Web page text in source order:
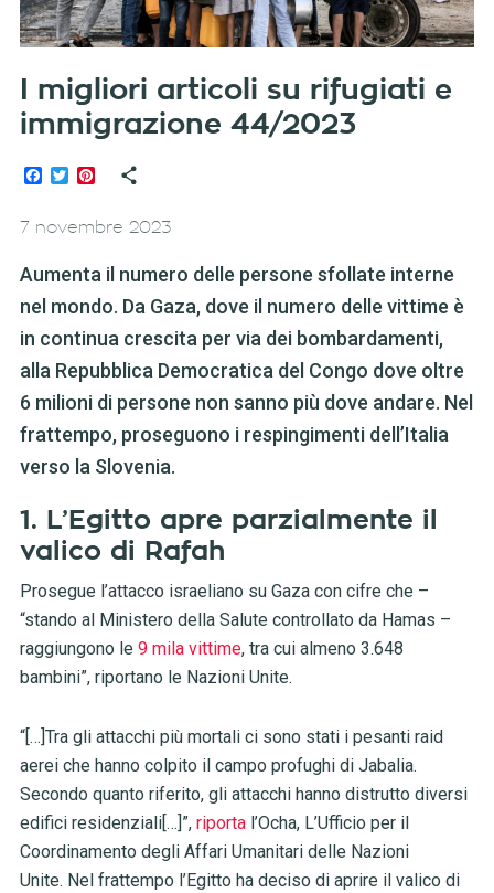
I migliori articoli su rifugiati e
immigrazione 44/2023
Facebook
TwitterPinterest
7 novembre 2023
Aumenta il numero delle persone sfollate interne
nel mondo. Da Gaza, dove il numero delle vittime è
in continua crescita per via dei bombardamenti,
alla Repubblica Democratica del Congo dove oltre
6 milioni di persone non sanno più dove andare. Nel
frattempo, proseguono i respingimenti dell’Italia
verso la Slovenia.
1. L’Egitto apre parzialmente il
valico di Rafah
Prosegue l’attacco israeliano su Gaza con cifre che –
“stando al Ministero della Salute controllato da Hamas –
raggiungono le 9 mila vittime, tra cui almeno 3.648
bambini”, riportano le Nazioni Unite.
“[…]Tra gli attacchi più mortali ci sono stati i pesanti raid
aerei che hanno colpito il campo profughi di Jabalia.
Secondo quanto riferito, gli attacchi hanno distrutto diversi
edifici residenziali[…]”, riportal’Ocha, L’Ufficio per il
Coordinamento degli Affari Umanitari delle Nazioni
Unite. Nel frattempo l’Egitto ha deciso di aprire il valico di